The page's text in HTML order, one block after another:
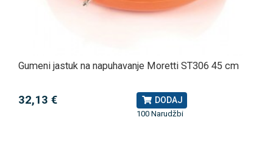
Gumeni jastuk na napuhavanje Moretti ST306 45 cm
32,13 € DODAJ
100 Narudžbi